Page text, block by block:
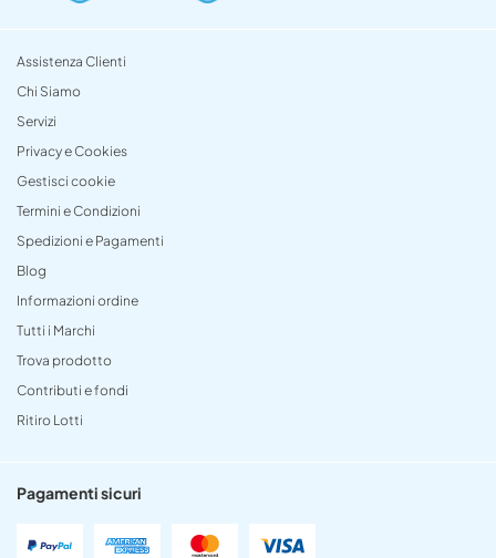
Assistenza Clienti
Chi Siamo
Servizi
Privacy e Cookies
Gestisci cookie
Termini e Condizioni
Spedizioni e Pagamenti
Blog
Informazioni ordine
Tutti i Marchi
Trova prodotto
Contributi e fondi
Ritiro Lotti
Pagamenti sicuri